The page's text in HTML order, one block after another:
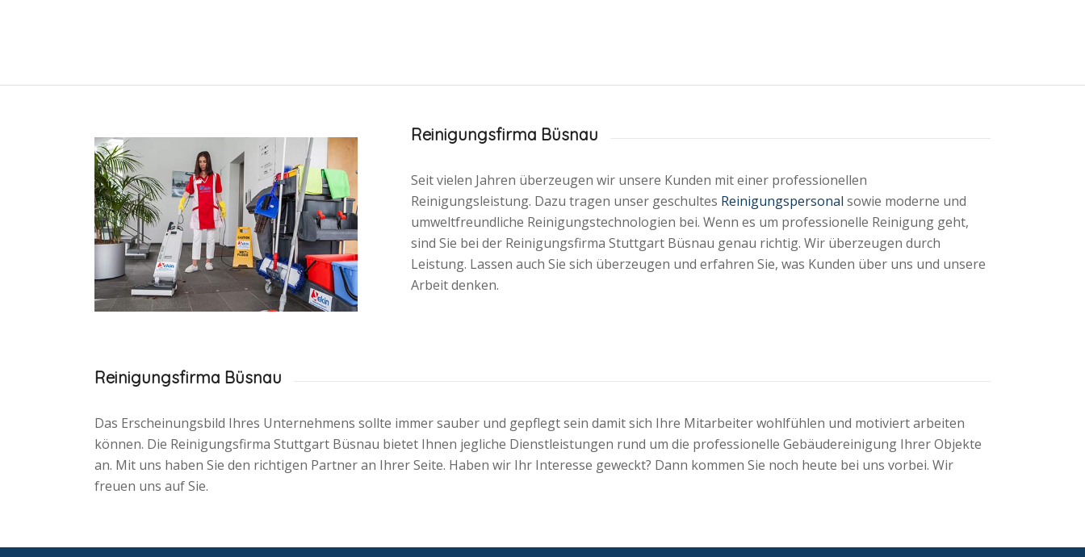
Reinigungsfirma Büsnau
Seit vielen Jahren überzeugen wir unsere Kunden mit einer professionellen
Reinigungsleistung. Dazu tragen unser geschultes Reinigungspersonalsowie moderne und
umweltfreundliche Reinigungstechnologien bei. Wenn es um professionelle Reinigung geht,
sind Sie bei der Reinigungsfirma Stuttgart Büsnau genau richtig. Wir überzeugen durch
Leistung. Lassen auch Sie sich überzeugen und erfahren Sie, was Kunden über uns und unsere
Arbeit denken.
Reinigungsfirma Büsnau
Das Erscheinungsbild Ihres Unternehmens sollte immer sauber und gepflegt sein damit sich Ihre Mitarbeiter wohlfühlen und motiviert arbeiten
können. Die Reinigungsfirma Stuttgart Büsnau bietet Ihnen jegliche Dienstleistungen rund um die professionelle Gebäudereinigung Ihrer Objekte
an. Mit uns haben Sie den richtigen Partner an Ihrer Seite. Haben wir Ihr Interesse geweckt? Dann kommen Sie noch heute bei uns vorbei. Wir
freuen uns auf Sie.